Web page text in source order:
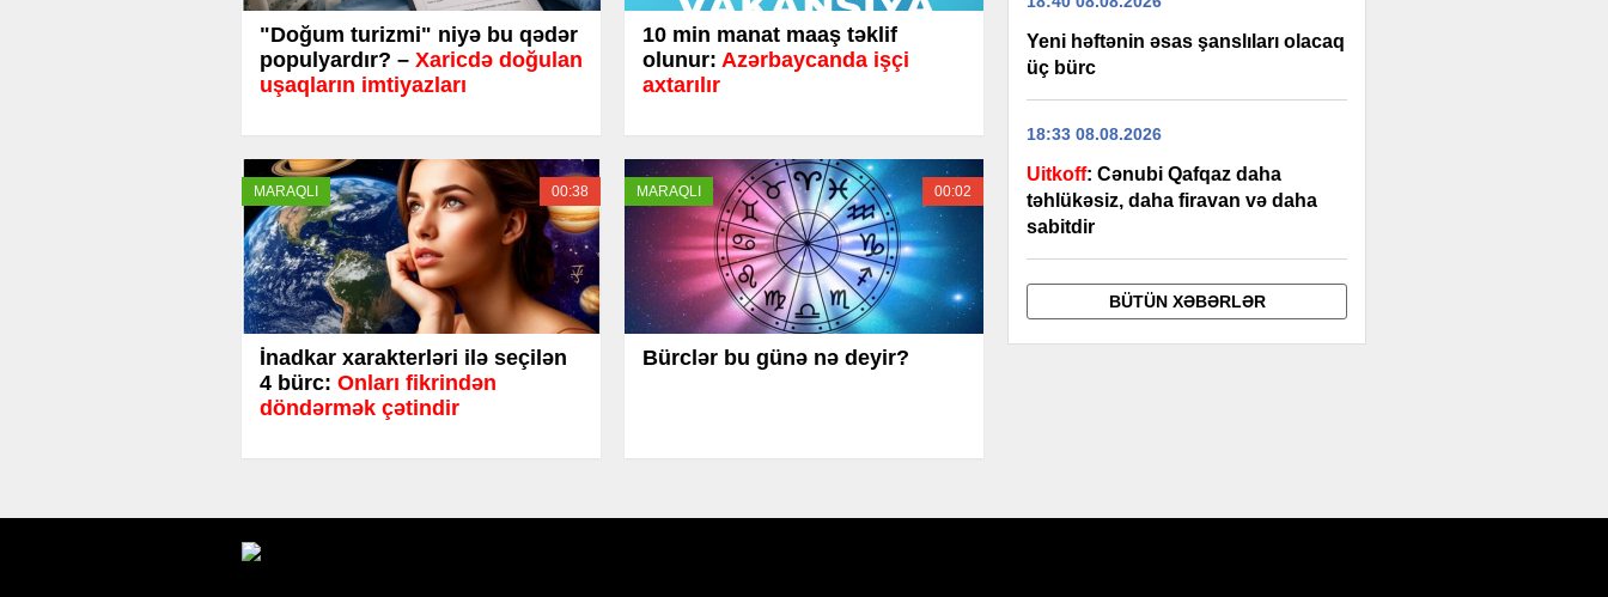
"Doğum turizmi" niyə bu qədər
populyardır? – Xaricdə doğulan
uşaqların imtiyazları
10 min manat maaş təklif
olunur: Azərbaycanda işçi
axtarılır
MARAQLI 00:38
İnadkar xarakterləri ilə seçilən
4 bürc: Onları fikrindən
döndərmək çətindir
MARAQLI 00:02
Bürclər bu günə nə deyir?
Yeni həftənin əsas şanslıları olacaq
üç bürc
18:33 08.08.2026
Uitkoff: Cənubi Qafqaz daha
təhlükəsiz, daha firavan və daha
sabitdir
BÜTÜN XƏBƏRLƏR